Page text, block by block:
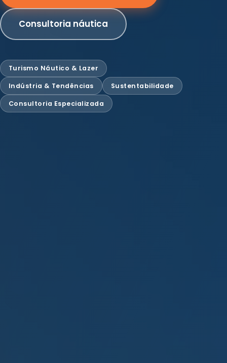
Consultoria náutica
Turismo Náutico & Lazer
Indústria & Tendências Sustentabilidade
Consultoria Especializada